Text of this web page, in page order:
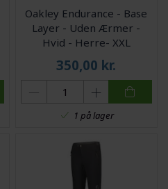
Oakley Endurance - Base
Layer - Uden Ærmer -
Hvid - Herre- XXL
350,00 kr.
1 på lager